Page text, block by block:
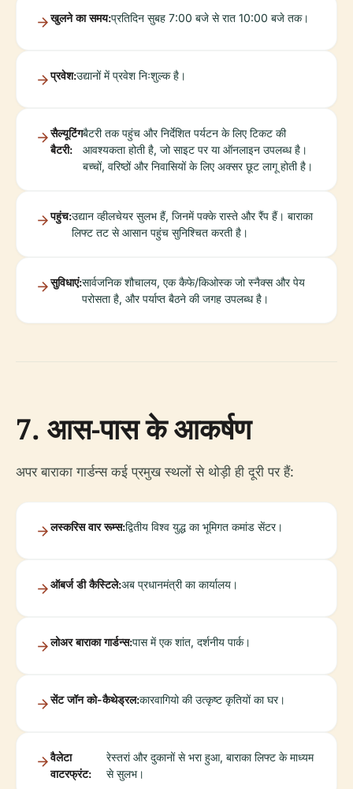
खुलने का समय:प्रतिदिन सुबह 7:00 बजे से रात 10:00 बजे तक।
प्रवेश:उद्यानों में प्रवेश निःशुल्क है।
सैल्यूटिंग
बैटरी:
बैटरी तक पहुंच और निर्देशित पर्यटन के लिए टिकट की
आवश्यकता होती है, जो साइट पर या ऑनलाइन उपलब्ध है।
बच्चों, वरिष्ठों और निवासियों के लिए अक्सर छूट लागू होती है।
पहुंच:उद्यान व्हीलचेयर सुलभ हैं, जिनमें पक्के रास्ते और रैंप हैं। बाराका
लिफ्ट तट से आसान पहुंच सुनिश्चित करती है।
सुविधाएं:सार्वजनिक शौचालय, एक कैफे/किओस्क जो स्नैक्स और पेय
परोसता है, और पर्याप्त बैठने की जगह उपलब्ध है।
7. आस-पास के आकर्षण
अपर बाराका गार्डन्स कई प्रमुख स्थलों से थोड़ी ही दूरी पर हैं:
लस्करिस वार रूम्स:द्वितीय विश्व युद्ध का भूमिगत कमांड सेंटर।
ऑबर्ज डी कैस्टिले:अब प्रधानमंत्री का कार्यालय।
लोअर बाराका गार्डन्स:पास में एक शांत, दर्शनीय पार्क।
सेंट जॉन को-कैथेड्रल:कारवागियो की उत्कृष्ट कृतियों का घर।
वैलेटा
वाटरफ्रंट:
रेस्तरां और दुकानों से भरा हुआ, बाराका लिफ्ट के माध्यम
से सुलभ।